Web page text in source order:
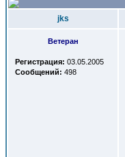
jks
Ветеран
Регистрация: 03.05.2005
Сообщений: 498